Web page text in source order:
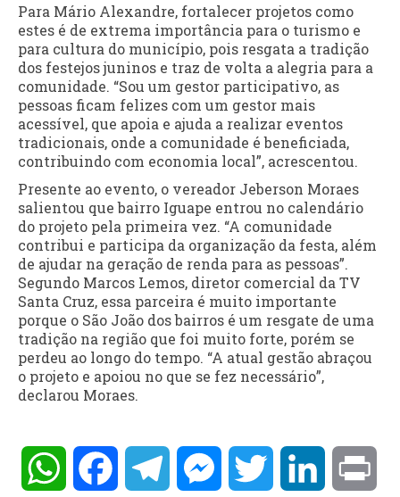
Para Mário Alexandre, fortalecer projetos como
estes é de extrema importância para o turismo e
para cultura do município, pois resgata a tradição
dos festejos juninos e traz de volta a alegria para a
comunidade. “Sou um gestor participativo, as
pessoas ficam felizes com um gestor mais
acessível, que apoia e ajuda a realizar eventos
tradicionais, onde a comunidade é beneficiada,
contribuindo com economia local”, acrescentou.
Presente ao evento, o vereador Jeberson Moraes
salientou que bairro Iguape entrou no calendário
do projeto pela primeira vez. “A comunidade
contribui e participa da organização da festa, além
de ajudar na geração de renda para as pessoas”.
Segundo Marcos Lemos, diretor comercial da TV
Santa Cruz, essa parceira é muito importante
porque o São João dos bairros é um resgate de uma
tradição na região que foi muito forte, porém se
perdeu ao longo do tempo. “A atual gestão abraçou
o projeto e apoiou no que se fez necessário”,
declarou Moraes.
WhatsAppFacebookTelegramMessengerTwitter LinkedIn